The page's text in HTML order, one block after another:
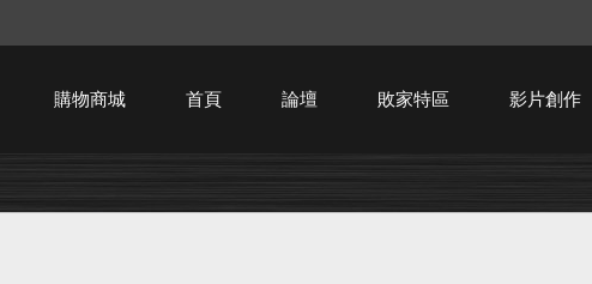
購物商城 首頁 論壇 敗家特區 影片創作